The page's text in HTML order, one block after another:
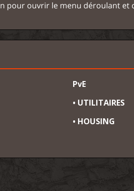
pour ouvrir le menu déroulant et
PvE
• UTILITAIRES
• HOUSING